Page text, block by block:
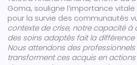
Goma, souligne l’importance
pour la survie des communautés
contexte de crise, notre capacité à
des soins adaptés fait la différence
Nous attendons des professionnels
transforment ces acquis en